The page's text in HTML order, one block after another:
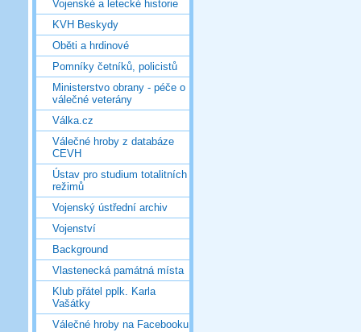
Vojenské a letecké historie
KVH Beskydy
Oběti a hrdinové
Pomníky četníků, policistů
Ministerstvo obrany - péče o
válečné veterány
Válka.cz
Válečné hroby z databáze
CEVH
Ústav pro studium totalitních
režimů
Vojenský ústřední archiv
Vojenství
Background
Vlastenecká památná místa
Klub přátel pplk. Karla
Vašátky
Válečné hroby na Facebooku